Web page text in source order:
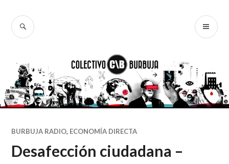
contenido
BUSCAR
BURBUJA RADIO, ECONOMÍA DIRECTA
Desafección ciudadana –